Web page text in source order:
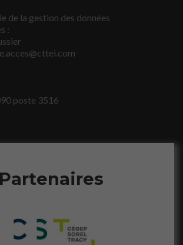
de la gestion des données
:
poste 3516
Partenaires
Ces fichiers
témoins ne